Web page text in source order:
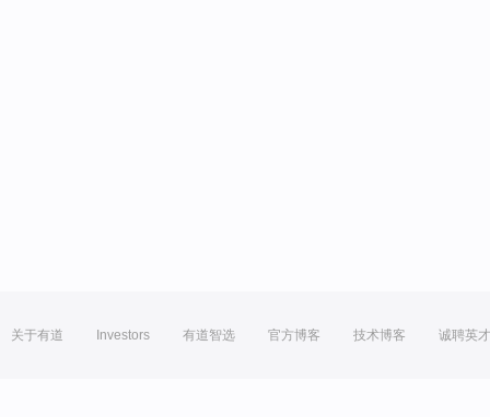
关于有道 Investors 有道智选 官方博客 技术博客 诚聘英才